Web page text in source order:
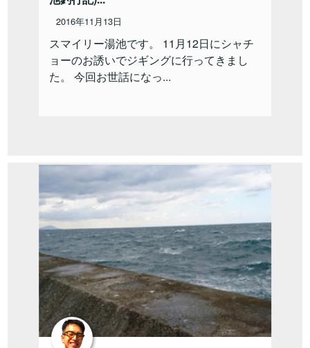
2016年11月13日
スマイリー湯池です。 11月12日にシャチ
ョーのお誘いでジギングに行ってきまし
た。 今回お世話になっ...